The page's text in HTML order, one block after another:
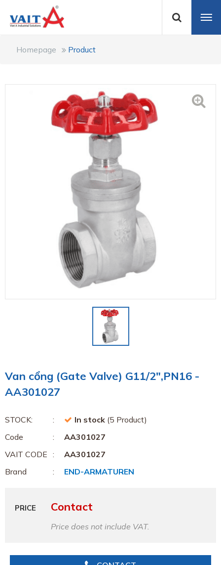
Homepage Product
Van cổng (Gate Valve) G11/2",PN16 -
AA301027
STOCK: In stock (5 Product)
Code
AA301027
VAIT CODE
AA301027
Brand
END-ARMATUREN
PRICE Contact
Price does not include VAT.